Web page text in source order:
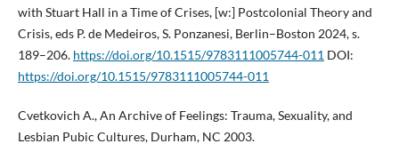
with Stuart Hall in a Time of Crises, [w:] Postcolonial Theory and
Crisis, eds P. de Medeiros, S. Ponzanesi, Berlin–Boston 2024, s.
189–206. https://doi.org/10.1515/9783111005744-011 DOI:
https://doi.org/10.1515/9783111005744-011
Cvetkovich A., An Archive of Feelings: Trauma, Sexuality, and
Lesbian Pubic Cultures, Durham, NC 2003.